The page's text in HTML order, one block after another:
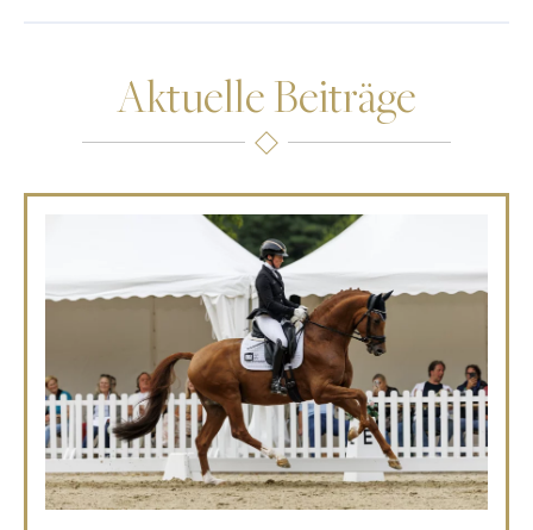
Aktuelle Beiträge